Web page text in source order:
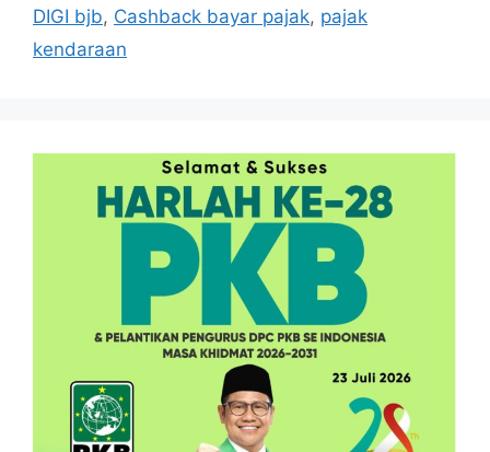
DIGI bjb, Cashback bayar pajak, pajak
kendaraan